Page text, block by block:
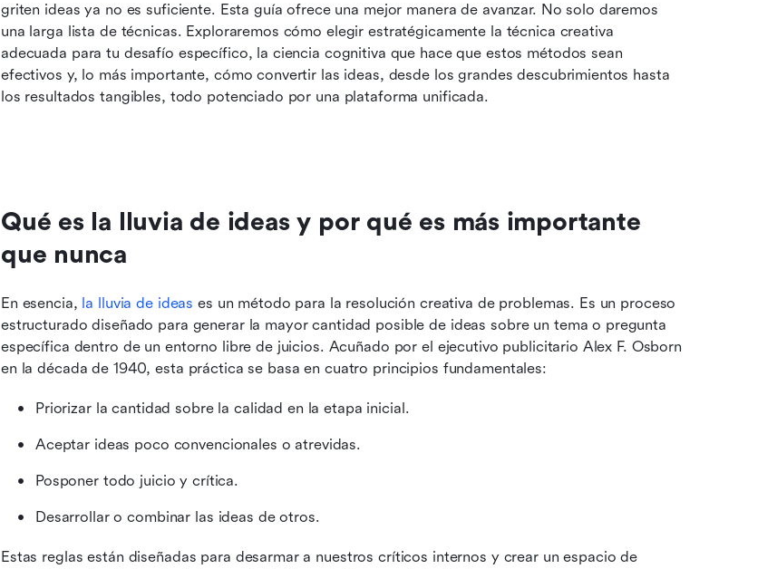
griten ideas ya no es suficiente. Esta guía ofrece una mejor manera de avanzar. No solo daremos
una larga lista de técnicas. Exploraremos cómo elegir estratégicamente la técnica creativa
adecuada para tu desafío específico, la ciencia cognitiva que hace que estos métodos sean
efectivos y, lo más importante, cómo convertir las ideas, desde los grandes descubrimientos hasta
los resultados tangibles, todo potenciado por una plataforma unificada.
Qué es la lluvia de ideas y por qué es más importante
que nunca
En esencia, la lluvia de ideas es un método para la resolución creativa de problemas. Es un proceso
estructurado diseñado para generar la mayor cantidad posible de ideas sobre un tema o pregunta
específica dentro de un entorno libre de juicios. Acuñado por el ejecutivo publicitario Alex F. Osborn
en la década de 1940, esta práctica se basa en cuatro principios fundamentales:
Priorizar la cantidad sobre la calidad en la etapa inicial.
Aceptar ideas poco convencionales o atrevidas.
Posponer todo juicio y crítica.
Desarrollar o combinar las ideas de otros.
Estas reglas están diseñadas para desarmar a nuestros críticos internos y crear un espacio de